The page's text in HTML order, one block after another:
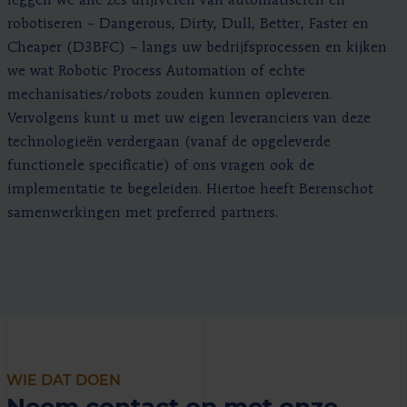
robotiseren – Dangerous, Dirty, Dull, Better, Faster en
Cheaper (D3BFC) – langs uw bedrijfsprocessen en kijken
we wat Robotic Process Automation of echte
mechanisaties/robots zouden kunnen opleveren.
Vervolgens kunt u met uw eigen leveranciers van deze
technologieën verdergaan (vanaf de opgeleverde
functionele specificatie) of ons vragen ook de
implementatie te begeleiden. Hiertoe heeft Berenschot
samenwerkingen met preferred partners.
WIE DAT DOEN